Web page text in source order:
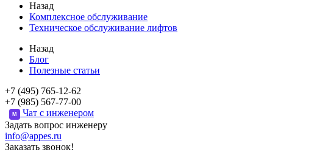
Назад
Комплексное обслуживание
Техническое обслуживание лифтов
Назад
Блог
Полезные статьи
+7 (495) 765-12-62
+7 (985) 567-77-00
M
Чат с инженером
Задать вопрос инженеру
info@appes.ru
Заказать звонок!